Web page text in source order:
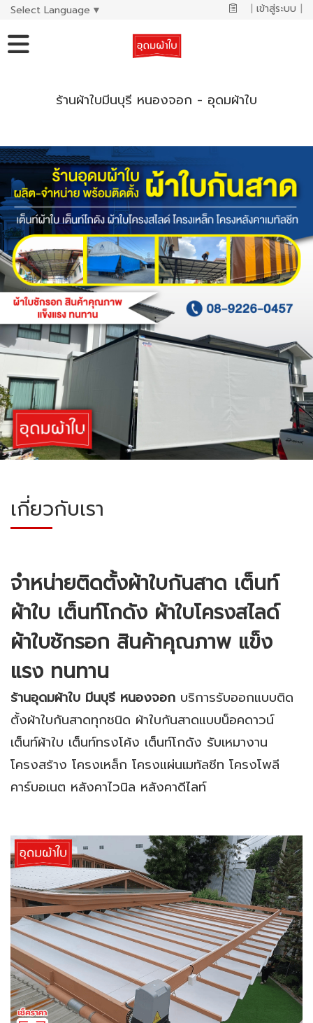
Select Language ▼ | เข้าสู่ระบบ |
ร้านผ้าใบมีนบุรี หนองจอก - อุดมผ้าใบ
เกี่ยวกับเรา
จำหน่ายติดตั้งผ้าใบกันสาด เต็นท์
ผ้าใบ เต็นท์โกดัง ผ้าใบโครงสไลด์
ผ้าใบชักรอก สินค้าคุณภาพ แข็ง
แรง ทนทาน
ร้านอุดมผ้าใบ มีนบุรี หนองจอก บริการรับออกแบบติด
ตั้งผ้าใบกันสาดทุกชนิด ผ้าใบกันสาดแบบน็อคดาวน์
เต็นท์ผ้าใบ เต็นท์ทรงโค้ง เต็นท์โกดัง รับเหมางาน
โครงสร้าง โครงเหล็ก โครงแผ่นเมทัลชีท โครงโพลี
คาร์บอเนต หลังคาไวนิล หลังคาดีไลท์